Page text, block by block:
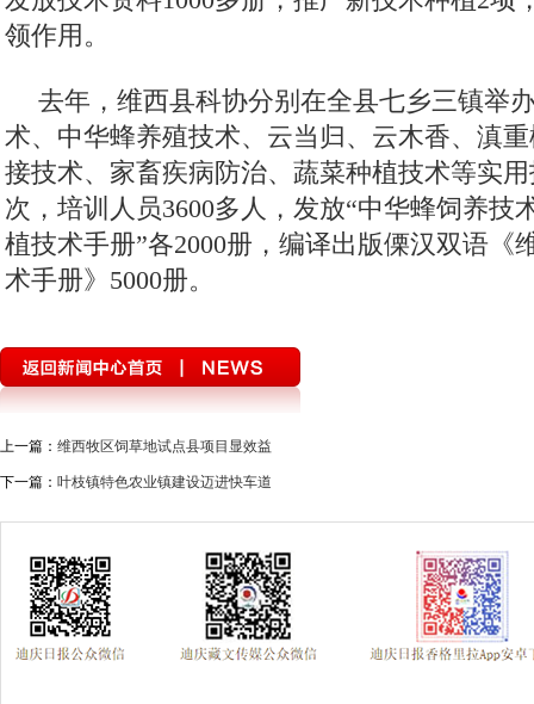
领作用。
去年，维西县科协分别在全县七乡三镇举
术、中华蜂养殖技术、云当归、云木香、滇
接技术、家畜疾病防治、蔬菜种植技术等实
次，培训人员3600多人，发放“中华蜂饲养技
植技术手册”各2000册，编译出版傈汉双语《
术手册》5000册。
上一篇： 维西牧区饲草地试点县项目显效益
下一篇： 叶枝镇特色农业镇建设迈进快车道